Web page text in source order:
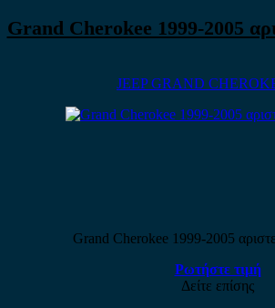
Grand Cherokee 1999-2005
JEEP GRAND
Grand Cherokee 1999-2005
Ρωτήστε τιμή
Δείτε επίσης